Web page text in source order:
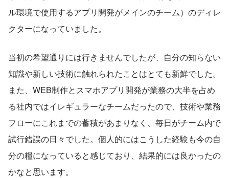
ル環境で使用するアプリ開発がメインのチーム）のディレ
クターになっていました。
当初の希望通りには行きませんでしたが、自分の知らない
知識や新しい技術に触れられたことはとても新鮮でした。
また、WEB制作とスマホアプリ開発が業務の大半を占め
る社内ではイレギュラーなチームだったので、技術や業務
フローにこれまでの蓄積があまりなく、毎日がチーム内で
試行錯誤の日々でした。個人的にはこうした経験も今の自
分の糧になっていると感じており、結果的には良かったの
かなと思います。